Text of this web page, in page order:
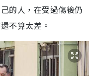
的人，在受過傷後仍
不算太差。